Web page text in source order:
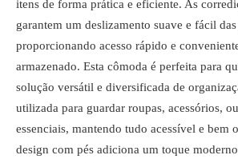
itens de forma prática e eficiente. As
garantem um deslizamento suave e fácil das
proporcionando acesso rápido e
armazenado. Esta cômoda é perfeita para
solução versátil e diversificada de
utilizada para guardar roupas, acessórios,
essenciais, mantendo tudo acessível e bem
design com pés adiciona um toque